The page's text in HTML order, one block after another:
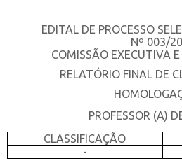
EDITAL DE PROCESSO
Nº 003/
COMISSÃO EXECUTIVA
RELATÓRIO FINAL DE
PROFESSOR (A)
CLASSIFICAÇÃO
-